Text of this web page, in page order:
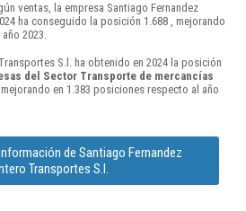
ventas, la empresa Santiago Fernandez
ha conseguido la posición 1.688 , mejorando
2023.
S.l. ha obtenido en 2024 la posición
del Sector Transporte de mercancías
en 1.383 posiciones respecto al año
de Santiago Fernandez
Transportes S.l.